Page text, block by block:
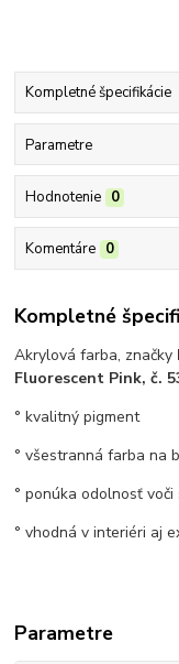
Kompletné špecifikácie
Parametre
Hodnotenie 0
Komentáre 0
Kompletné
Akrylová farba, značky
Fluorescent Pink, č.
° kvalitný pigment
° všestranná farba na
° ponúka odolnosť
° vhodná v interiéri aj
Parametre